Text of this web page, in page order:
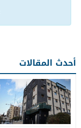
أحدث المقالات